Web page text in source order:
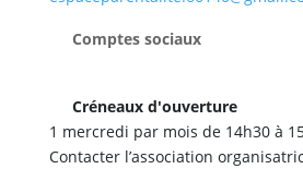
Comptes sociaux
Créneaux d'ouverture
1 mercredi par mois de 14h30 à
Contacter l’association